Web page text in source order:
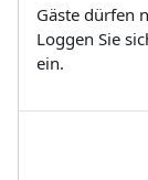
Gäste dürfen
Loggen Sie
ein.